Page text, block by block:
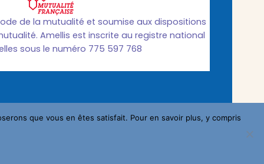
de la mutualité et soumise aux dispositions
Amellis est inscrite au registre national
sous le numéro 775 597 768
que vous en êtes satisfait. Pour en savoir plus, y compris